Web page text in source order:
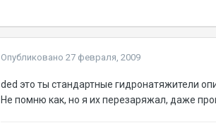
Опубликовано 27 февраля, 2009
ded это ты стандартные гидронатяжители
Не помню как, но я их перезаряжал, даже